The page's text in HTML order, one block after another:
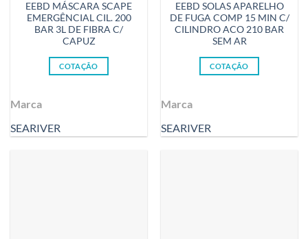
EEBD MÁSCARA SCAPE
EMERGÊNCIAL CIL. 200
BAR 3L DE FIBRA C/
CAPUZ
COTAÇÃO
Marca
SEARIVER
EEBD SOLAS APARELHO
DE FUGA COMP 15 MIN C/
CILINDRO ACO 210 BAR
SEM AR
COTAÇÃO
Marca
SEARIVER